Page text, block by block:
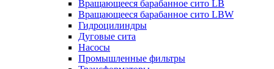
Вращающееся барабанное сито LB
Вращающееся барабанное сито LBW
Гидроцилиндры
Дуговые сита
Насосы
Промышленные фильтры